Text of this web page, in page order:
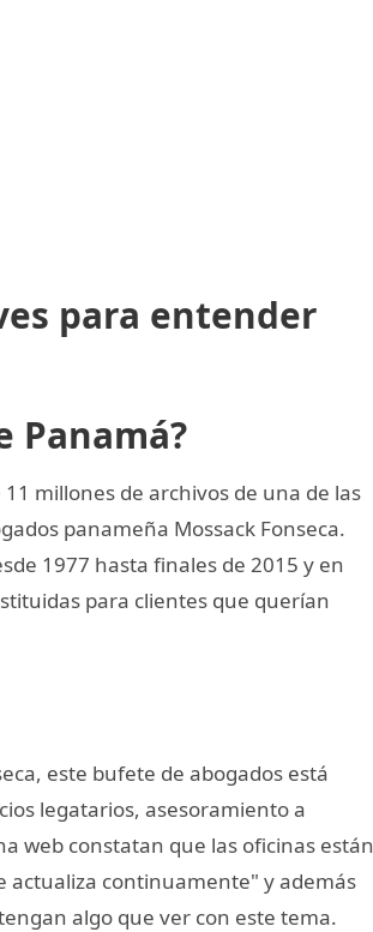
para entender
Panamá?
millones de archivos de una de las
panameña Mossack Fonseca.
1977 hasta finales de 2015 y en
para clientes que querían
este bufete de abogados está
legatarios, asesoramiento a
web constatan que las oficinas están
actualiza continuamente" y además
algo que ver con este tema.